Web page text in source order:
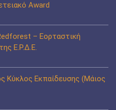
Award
– Εορταστική
Ε.Ρ.Δ.Ε.
Κύκλος Εκπαίδευσης (Μάιος